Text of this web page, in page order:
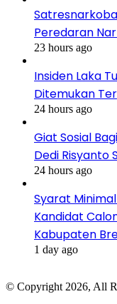
Peredaran
23 hours ago
Insiden Laka
Ditemukan
24 hours ago
Giat Sosial
Dedi Risyanto
24 hours ago
Syarat
Kandidat
Kabupaten
1 day ago
© Copyright 2026, All